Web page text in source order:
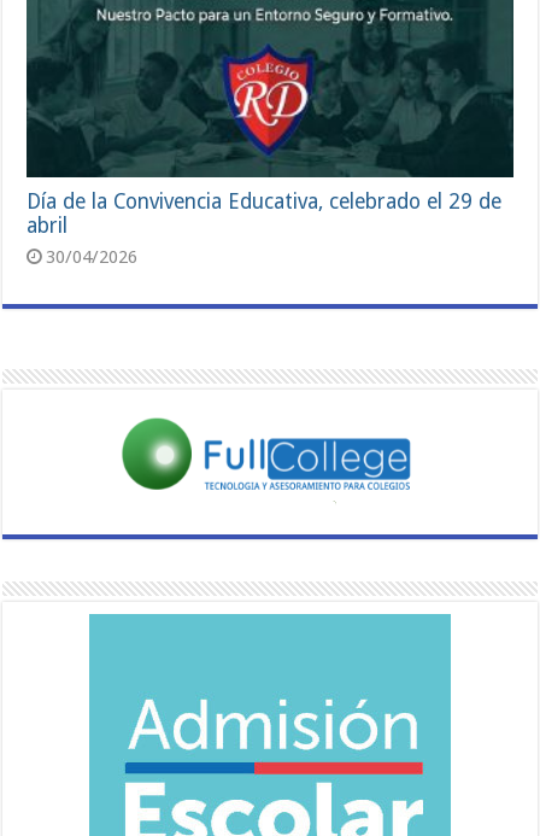
Día de la Convivencia Educativa, celebrado el 29 de
abril
30/04/2026